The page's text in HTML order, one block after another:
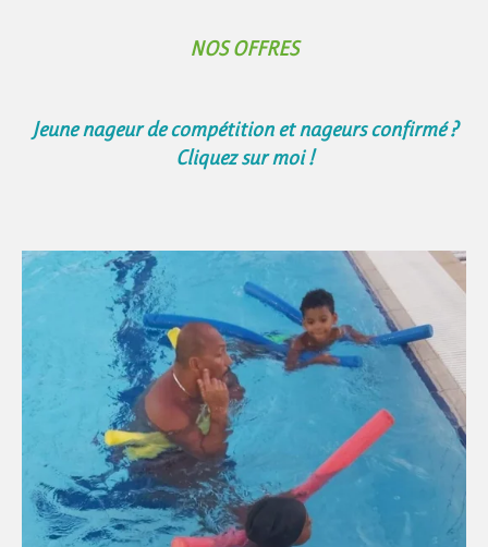
NOS OFFRES
Jeune nageur de compétition et nageurs confirmé ?
Cliquez sur moi !